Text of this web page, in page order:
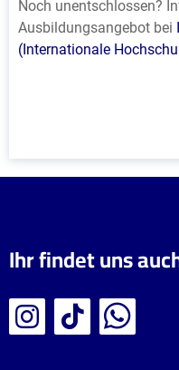
Noch unentschlossen?
Ausbildungsangebot bei
(Internationale
Ihr findet uns